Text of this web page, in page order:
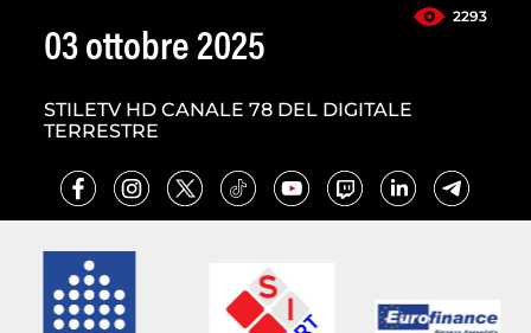
2293
03 ottobre 2025
STILETV HD CANALE 78 DEL DIGITALE
TERRESTRE